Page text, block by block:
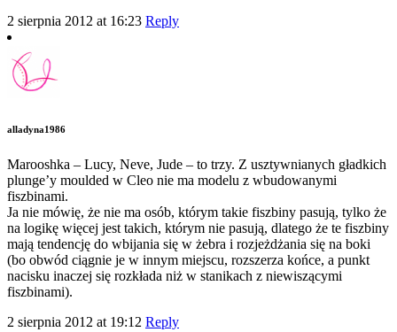
2 sierpnia 2012 at 16:23 Reply
alladyna1986
Marooshka – Lucy, Neve, Jude – to trzy. Z usztywnianych gładkich
plunge’y moulded w Cleo nie ma modelu z wbudowanymi
fiszbinami.
Ja nie mówię, że nie ma osób, którym takie fiszbiny pasują, tylko że
na logikę więcej jest takich, którym nie pasują, dlatego że te fiszbiny
mają tendencję do wbijania się w żebra i rozjeżdżania się na boki
(bo obwód ciągnie je w innym miejscu, rozszerza końce, a punkt
nacisku inaczej się rozkłada niż w stanikach z niewiszącymi
fiszbinami).
2 sierpnia 2012 at 19:12 Reply